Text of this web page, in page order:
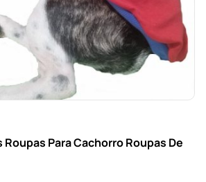
Roupas Para Cachorro Roupas De